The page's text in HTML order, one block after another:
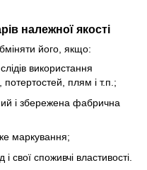
належної якості
його, якщо:
використання
плям і т.п.;
і збережена фабрична
маркування;
свої споживчі властивості.